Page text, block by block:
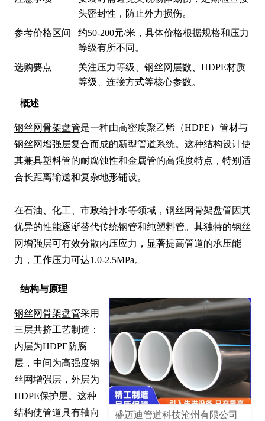
概述
钢丝网骨架盘管是一种由高密度聚乙烯（HDPE）管材与
钢丝网增强层复合而成的新型管道系统。这种结构设计使
其兼具塑料管的耐腐蚀性和金属管的高强度特点，特别适
合长距离输送和复杂地形铺设。
在石油、化工、市政给排水等领域，钢丝网骨架盘管因其
优异的性能逐渐替代传统钢管和纯塑料管。其独特的钢丝
网增强层可有效分散内压应力，显著提高管道的承压能
力，工作压力可达1.0-2.5MPa。
结构与原理
盛迈迪管道科技沧州有限公司
钢丝网骨架盘管采用
三层共挤工艺制造：
内层为HDPE防腐
层，中间为高强度钢
丝网增强层，外层为
HDPE保护层。这种
结构使管道具有轴向
头密封性，防止外力损伤。
参考价格区间
约50-200元/米，具体价格根据规格和压力
等级有所不同。
选购要点
关注压力等级、钢丝网层数、HDPE材质
等级、连接方式等核心参数。